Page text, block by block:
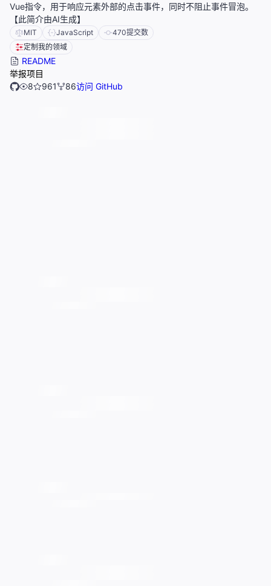
Vue指令，用于响应元素外部的点击事件，同时不阻止事件冒泡。
【此简介由AI生成】
MIT JavaScript 470提交数
定制我的领域
README
举报项目
8
961 86访问 GitHub